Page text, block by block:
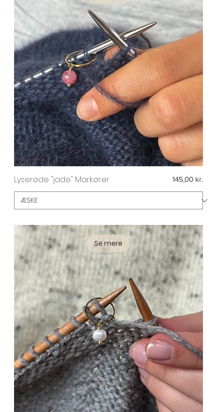
Lyserøde "jade" Markører Pris
145,00 kr.
Se mere